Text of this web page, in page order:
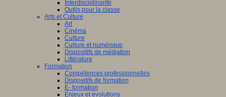
Interdisciplinarité
Outils pour la classe
Arts et Culture
Art
Cinéma
Culture
Culture et numérique
Dispositifs de médiation
Littérature
Formation
Compétences professionnelles
Dispositifs de formation
E- formation
Enjeux et évolutions